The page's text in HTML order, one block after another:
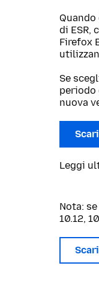
di ESR,
Firefox
Se
periodo
nuova
Leggi
Nota:
10.12,